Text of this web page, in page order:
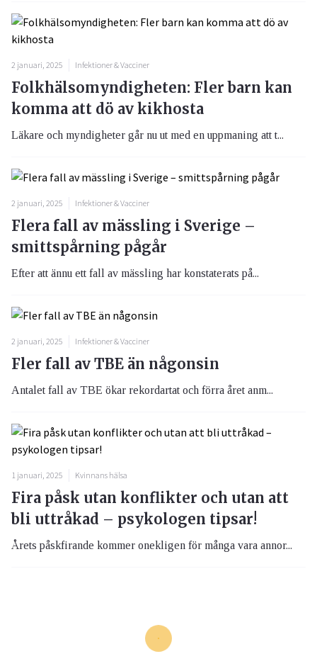
2 januari, 2025 Infektioner & Vacciner
Folkhälsomyndigheten: Fler barn kan
komma att dö av kikhosta
Läkare och myndigheter går nu ut med en uppmaning att t...
2 januari, 2025 Infektioner & Vacciner
Flera fall av mässling i Sverige –
smittspårning pågår
Efter att ännu ett fall av mässling har konstaterats på...
2 januari, 2025 Infektioner & Vacciner
Fler fall av TBE än någonsin
Antalet fall av TBE ökar rekordartat och förra året anm...
1 januari, 2025 Kvinnans hälsa
Fira påsk utan konflikter och utan att
bli uttråkad – psykologen tipsar!
Årets påskfirande kommer onekligen för många vara annor...